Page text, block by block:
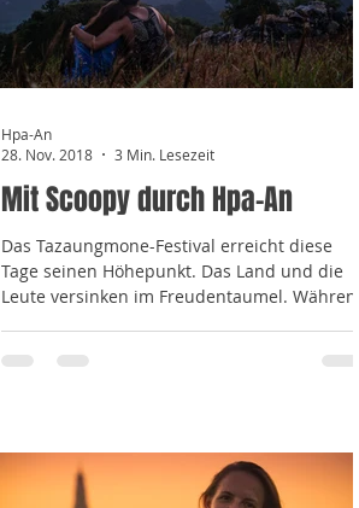
Mit Scoopy durch Hpa-An
Das Tazaungmone-Festival erreicht diese
Tage seinen Höhepunkt. Das Land und die
Leute versinken im Freudentaumel. Während
Hpa-An
28. Nov. 2018
3 Min. Lesezeit